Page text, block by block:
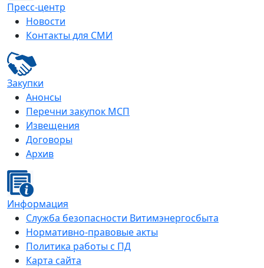
Пресс-центр
Новости
Контакты для СМИ
Закупки
Анонсы
Перечни закупок МСП
Извещения
Договоры
Архив
Информация
Служба безопасности Витимэнергосбыта
Нормативно-правовые акты
Политика работы с ПД
Карта сайта